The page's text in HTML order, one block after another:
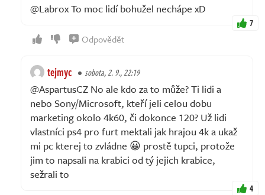
@Labrox To moc lidí bohužel nechápe xD
7
Odpovědět
tejmyc sobota, 2. 9., 22:19
@AspartusCZ No ale kdo za to může? Ti lidi a
nebo Sony/Microsoft, kteří jeli celou dobu
marketing okolo 4k60, či dokonce 120? Už lidi
vlastníci ps4 pro furt mektali jak hrajou 4k a ukaž
mi pc kterej to zvládne 😀 prostě tupci, protože
jim to napsali na krabici od tý jejich krabice,
sežrali to
4